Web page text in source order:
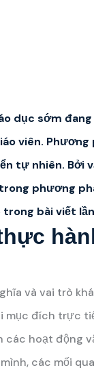
dục sớm
viên.
tự nhiên. Bởi
phương
trong bài viết
và vai trò
mục đích trực
hoạt động
các mối